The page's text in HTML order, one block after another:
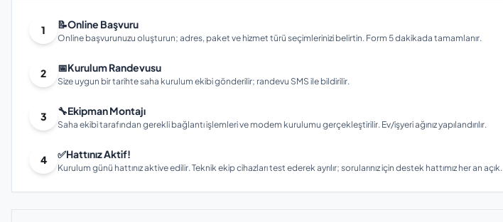
1 📝Online Başvuru
Online başvurunuzu oluşturun; adres, paket ve hizmet türü seçimlerinizi belirtin. Form 5 dakikada tamamlanır.
2 📅Kurulum Randevusu
Size uygun bir tarihte saha kurulum ekibi gönderilir; randevu SMS ile bildirilir.
3 🔧Ekipman Montajı
Saha ekibi tarafından gerekli bağlantı işlemleri ve modem kurulumu gerçekleştirilir. Ev/işyeri ağınız yapılandırılır.
4 ✅Hattınız Aktif!
Kurulum günü hattınız aktive edilir. Teknik ekip cihazları test ederek ayrılır; sorularınız için destek hattımız her an açık.